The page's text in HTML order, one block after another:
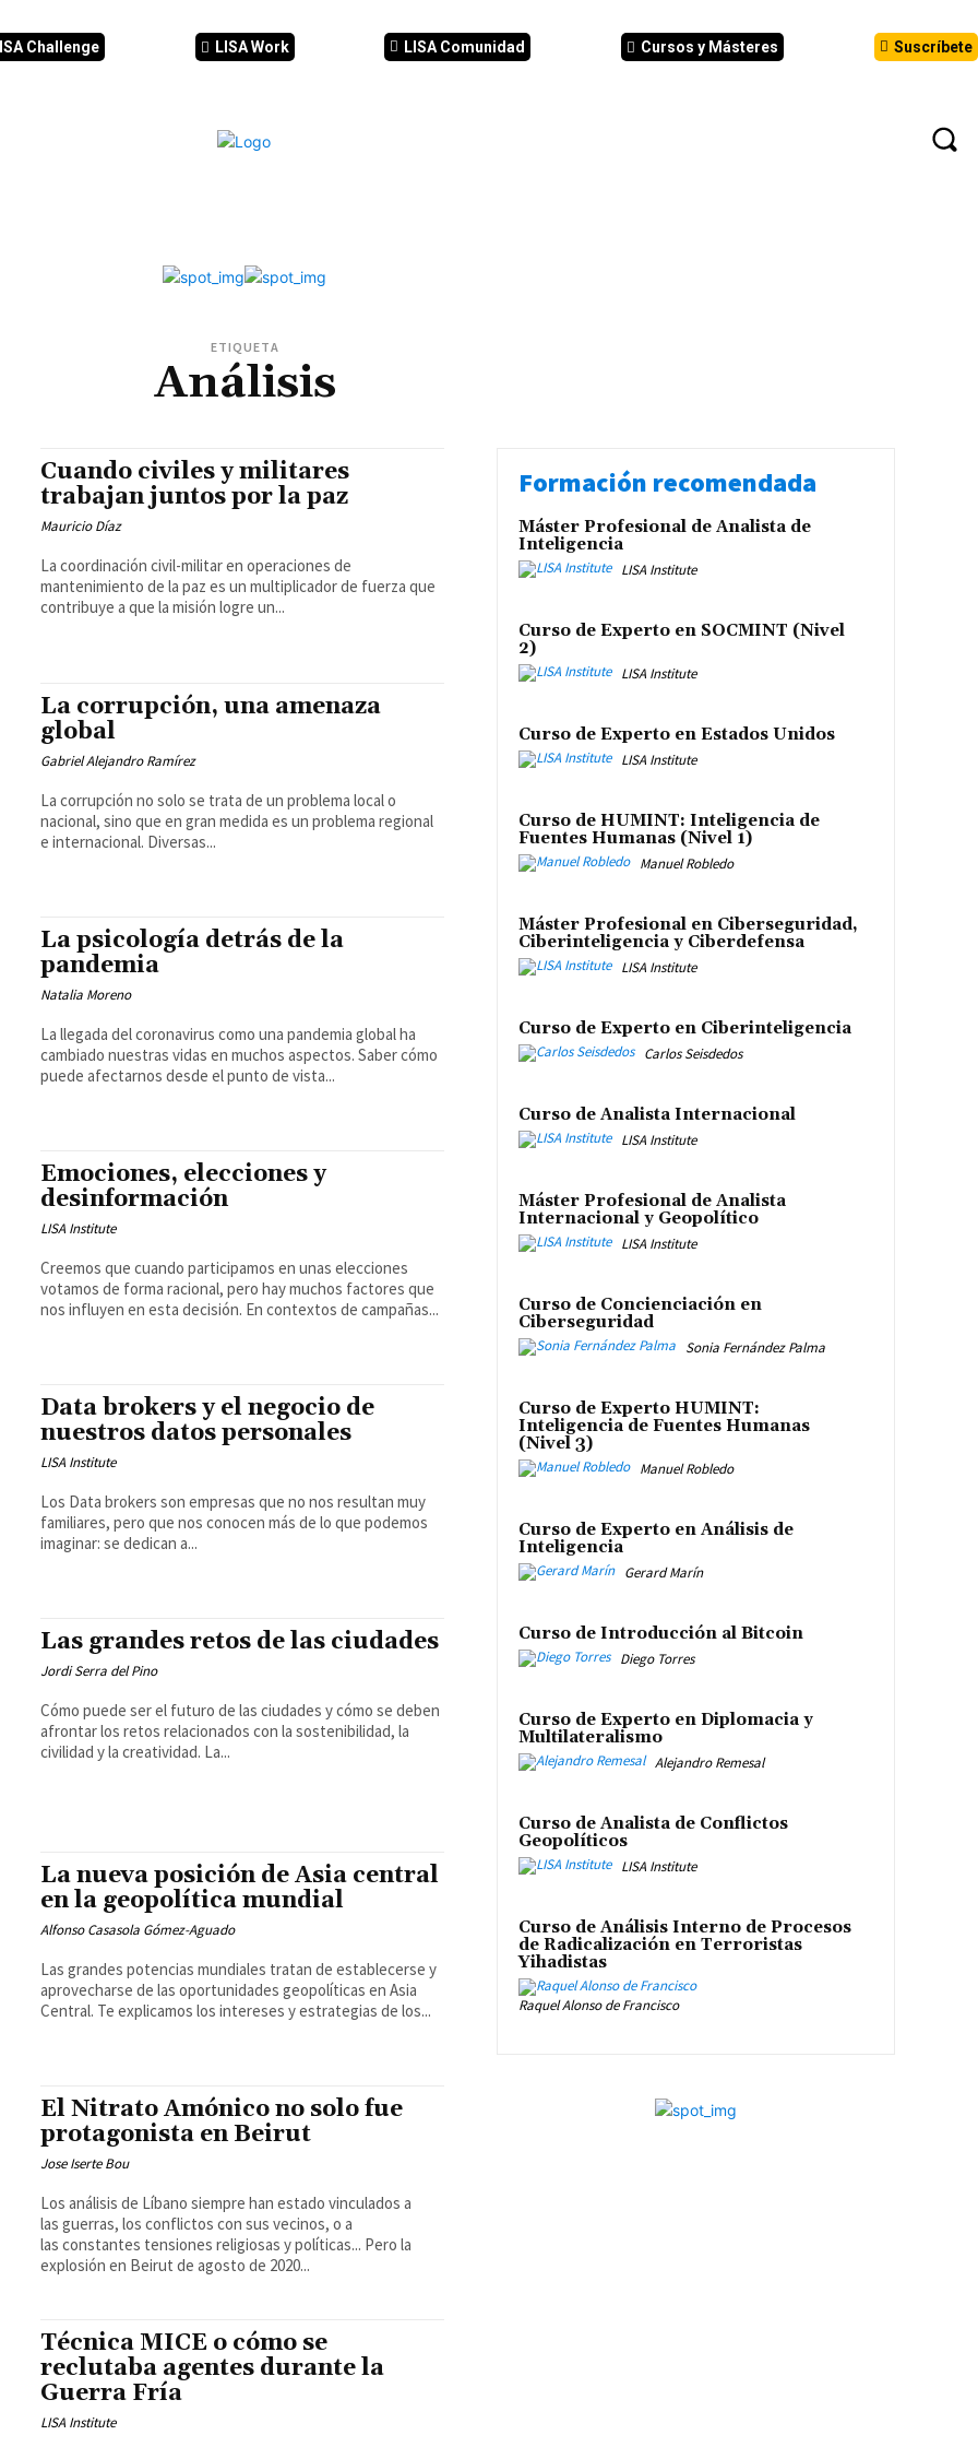
Suscríbete
Cursos y Másteres
LISA Comunidad
LISA Work
Challenge
ETIQUETA
Análisis
Cuando civiles y militares
trabajan juntos por la paz
Mauricio Díaz
La coordinación civil-militar en operaciones de
mantenimiento de la paz es un multiplicador de fuerza que
contribuye a que la misión logre un...
La corrupción, una amenaza
global
Gabriel Alejandro Ramírez
La corrupción no solo se trata de un problema local o
nacional, sino que en gran medida es un problema regional
e internacional. Diversas...
La psicología detrás de la
pandemia
Natalia Moreno
La llegada del coronavirus como una pandemia global ha
cambiado nuestras vidas en muchos aspectos. Saber cómo
puede afectarnos desde el punto de vista...
Emociones, elecciones y
desinformación
LISA Institute
Creemos que cuando participamos en unas elecciones
votamos de forma racional, pero hay muchos factores que
nos influyen en esta decisión. En contextos de campañas...
Data brokers y el negocio de
nuestros datos personales
LISA Institute
Los Data brokers son empresas que no nos resultan muy
familiares, pero que nos conocen más de lo que podemos
imaginar: se dedican a...
Las grandes retos de las ciudades
Jordi Serra del Pino
Cómo puede ser el futuro de las ciudades y cómo se deben
afrontar los retos relacionados con la sostenibilidad, la
civilidad y la creatividad. La...
La nueva posición de Asia central
en la geopolítica mundial
Alfonso Casasola Gómez-Aguado
Las grandes potencias mundiales tratan de establecerse y
aprovecharse de las oportunidades geopolíticas en Asia
Central. Te explicamos los intereses y estrategias de los...
El Nitrato Amónico no solo fue
protagonista en Beirut
Jose Iserte Bou
Los análisis de Líbano siempre han estado vinculados a
las guerras, los conflictos con sus vecinos, o a
las constantes tensiones religiosas y políticas... Pero la
explosión en Beirut de agosto de 2020...
Técnica MICE o cómo se
reclutaba agentes durante la
Guerra Fría
LISA Institute
Formación recomendada
Máster Profesional de Analista de
Inteligencia
LISA Institute
Curso de Experto en SOCMINT (Nivel
2)
LISA Institute
Curso de Experto en Estados Unidos
LISA Institute
Curso de HUMINT: Inteligencia de
Fuentes Humanas (Nivel 1)
Manuel Robledo
Máster Profesional en Ciberseguridad,
Ciberinteligencia y Ciberdefensa
LISA Institute
Curso de Experto en Ciberinteligencia
Carlos Seisdedos
Curso de Analista Internacional
LISA Institute
Máster Profesional de Analista
Internacional y Geopolítico
LISA Institute
Curso de Concienciación en
Ciberseguridad
Sonia Fernández Palma
Curso de Experto HUMINT:
Inteligencia de Fuentes Humanas
(Nivel 3)
Manuel Robledo
Curso de Experto en Análisis de
Inteligencia
Gerard Marín
Curso de Introducción al Bitcoin
Diego Torres
Curso de Experto en Diplomacia y
Multilateralismo
Alejandro Remesal
Curso de Analista de Conflictos
Geopolíticos
LISA Institute
Curso de Análisis Interno de Procesos
de Radicalización en Terroristas
Yihadistas
Raquel Alonso de Francisco